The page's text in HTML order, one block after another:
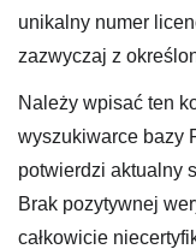
unikalny numer
zazwyczaj z
Należy wpisać ten
wyszukiwarce bazy
potwierdzi aktualny
Brak pozytywnej
całkowicie